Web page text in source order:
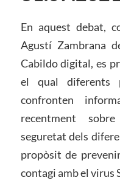
En aquest debat,
Agustí Zambrana
Cabildo digital, es
el qual diferents
confronten
recentment
seguretat dels
propòsit de
contagi amb el virus